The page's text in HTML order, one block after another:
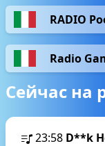
RADIO
Radio
Сейчас на
23:58 D**k